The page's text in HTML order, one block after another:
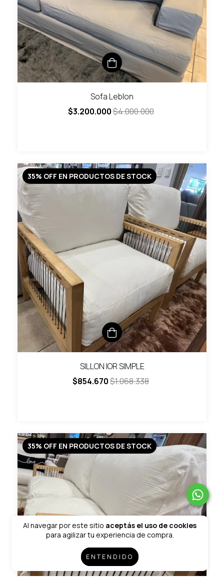
Al navegar por este sitio aceptás el uso de cookies
para agilizar tu experiencia de compra.
ENTENDIDO
Sofa Leblon
$3.200.000$4.000.000
35% OFF EN PRODUCTOS DE STOCK
SILLON IOR SIMPLE
$854.670$1.068.338
35% OFF EN PRODUCTOS DE STOCK